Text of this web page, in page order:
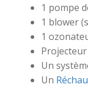
1 pompe
1 blower
1
Un
Un